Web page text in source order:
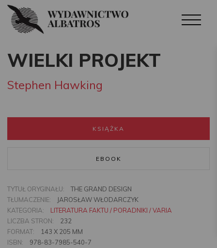
WIELKI PROJEKT
Stephen Hawking
KSIĄŻKA
EBOOK
TYTUŁ ORYGINAŁU:
THE GRAND DESIGN
TŁUMACZENIE:
JAROSŁAW WŁODARCZYK
KATEGORIA:
LITERATURA FAKTU / PORADNIKI / VARIA
LICZBA STRON:
232
FORMAT:
143 X 205 MM
ISBN:
978-83-7985-540-7